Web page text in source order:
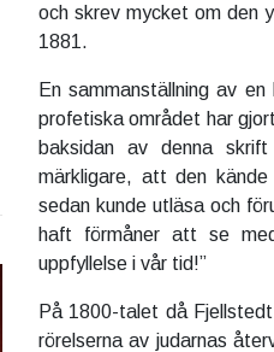
och skrev mycket om den
1881.
En sammanställning av
profetiska området har
baksidan av denna
märkligare, att den
sedan kunde utläsa och
haft förmåner att se
uppfyllelse i vår tid!”
På 1800-talet då
rörelserna av judarnas